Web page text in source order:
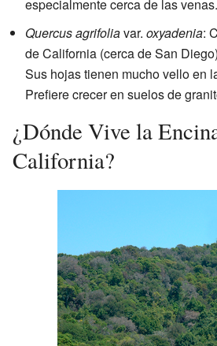
especialmente cerca de las venas.
Quercus agrifoliavar. oxyadenia:
de California (cerca de San
Sus hojas tienen mucho vello en
Prefiere crecer en suelos de
¿Dónde Vive la
California?